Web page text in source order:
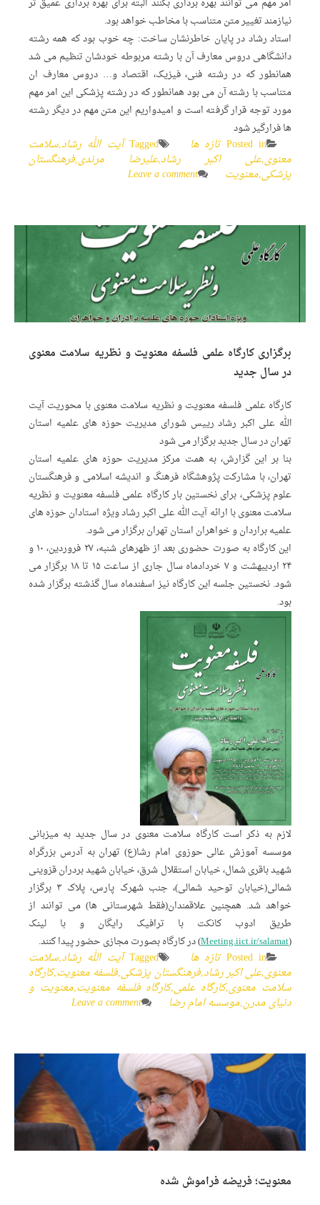
نیازمند تغییر متن متناسب با مخاطب خواهد بود.
استاد رشاد در پایان خاطرنشان ساخت: چه خوب بود که همه رشته
دانشگاهی دروس معارف آن با رشته مربوطه خودشان تنظیم می شد
همانطور که در رشته فنی، فیزیک، اقتصاد و… دروس معارف ان
متناسب با رشته آن می بود همانطور که در رشته پزشکی این امر مهم
مورد توجه قرار گرفته است و امیدواریم این متن مهم در دیگر رشته
ها فرارگیر شود
Posted in تازه ها Tagged آیت الله رشاد,سلامت
معنوی,علی اکبر رشاد,علیرضا مرندی,فرهنگستان
پزشکی,معنویت Leave a comment
برگزاری کارگاه علمی فلسفه معنویت و نظریه سلامت معنوی
در سال جدید
کارگاه علمی فلسفه معنویت و نظریه سلامت معنوی با محوریت آیت
الله علی اکبر رشاد رییس شورای مدیریت حوزه های علمیه استان
تهران در سال جدید برگزار می شود
بنا بر این گزارش، به همت مرکز مدیریت حوزه های علمیه استان
تهران، با مشارکت پژوهشگاه فرهنگ و اندیشه اسلامی و فرهنگستان
علوم پزشکی، برای نخستین بار کارگاه علمی فلسفه معنویت و نظریه
سلامت معنوی با ارائه آیت الله علی اکبر رشاد ویژه استادان حوزه های
علمیه براردان و خواهران استان تهران برگزار می شود.
این کارگاه به صورت حضوری بعد از ظهرهای شنبه، ۲۷ فروردین،‌ ۱۰ و
۲۴ اردیبهشت و ۷ خردادماه سال جاری از ساعت ۱۵ تا ۱۸ برگزار می
شود. نخستین جلسه این کارگاه نیز اسفندماه سال گذشته برگزار شده
بود.
لازم به ذکر است کارگاه سلامت معنوی در سال جدید به میزبانی
موسسه آموزش عالی حوزوی امام رشا(ع) تهران به آدرس بزرگراه
شهید باقری شمال، خیابان استقلال شرق، خیابان شهید بردران قزوینی
شمالی(خیابان توحید شمالی)، جنب شهرک پارس، پلاک ۳ برگزار
خواهد شد. همچنین علاقمندان(فقط شهرستانی ها) می توانند از
طریق ادوب کانکت با ترافیک رایگان و با لینک
(
Meeting.iict.ir/salamat) در کارگاه بصورت مجازی حضور پیدا کنند.
Posted in تازه ها Tagged آیت الله رشاد,سلامت
معنوی,علی اکبر رشاد,فرهنگستان پزشکی,فلسفه معنویت,کارگاه
سلامت معنوی,کارگاه علمی,کارگاه فلسفه معنویت,معنویت و
دنیای مدرن,موسسه امام رضا Leave a comment
معنویت؛ فریضه فراموش شده